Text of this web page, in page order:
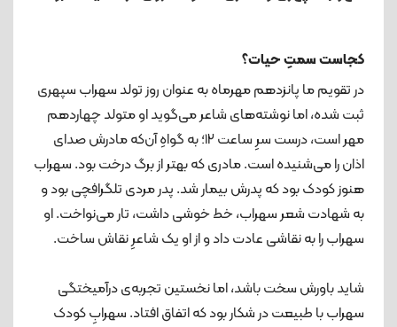
کجاست سمتِ حیات؟
در تقویم ما پانزدهم مهرماه به عنوان روز تولد سهراب سپهری
ثبت شده، اما نوشته‌های شاعر می‌گوید او متولد چهاردهم
مهر است، درست سرِ ساعت ۱۲؛ به گواهِ آن‌که مادرش صدای
اذان را می‌شنیده است. مادری که بهتر از برگ درخت بود. سهراب
هنوز کودک بود که پدرش بیمار شد. پدر مردی تلگرافچی بود و
به شهادت شعر سهراب، خط خوشی داشت، تار می‌نواخت. او
سهراب را به نقاشی عادت داد و از او یک شاعرِ نقاش ساخت.
شاید باورش سخت باشد، اما نخستین تجربه‌ی درآمیختگی
سهراب با طبیعت در شکار بود که اتفاق افتاد. سهرابِ کودک